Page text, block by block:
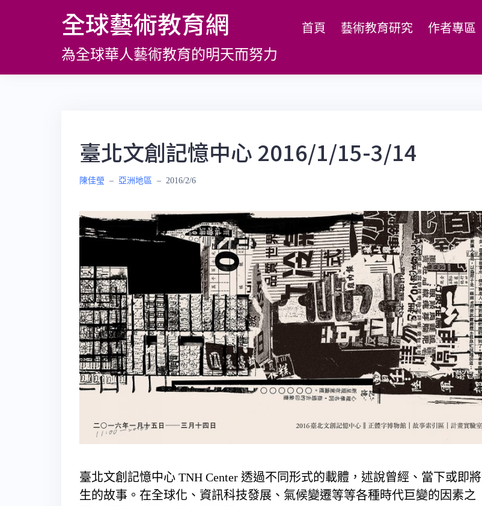
全球藝術教育網
為全球華人藝術教育的明天而努力
首頁 藝術教育研究 作者專區
臺北文創記憶中心 2016/1/15-3/14
陳佳瑩 – 亞洲地區 – 2016/2/6
臺北文創記憶中心 TNH Center 透過不同形式的載體，述說曾經、當下或即
生的故事。在全球化、資訊科技發展、氣候變遷等等各種時代巨變的因素之